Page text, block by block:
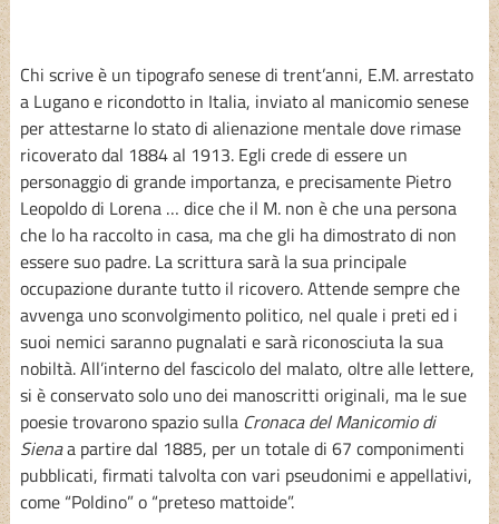
Chi scrive è un tipografo senese di trent’anni, E.M. arrestato
a Lugano e ricondotto in Italia, inviato al manicomio senese
per attestarne lo stato di alienazione mentale dove rimase
ricoverato dal 1884 al 1913. Egli crede di essere un
personaggio di grande importanza, e precisamente Pietro
Leopoldo di Lorena … dice che il M. non è che una persona
che lo ha raccolto in casa, ma che gli ha dimostrato di non
essere suo padre. La scrittura sarà la sua principale
occupazione durante tutto il ricovero. Attende sempre che
avvenga uno sconvolgimento politico, nel quale i preti ed i
suoi nemici saranno pugnalati e sarà riconosciuta la sua
nobiltà. All’interno del fascicolo del malato, oltre alle lettere,
si è conservato solo uno dei manoscritti originali, ma le sue
poesie trovarono spazio sulla Cronaca del Manicomio di
Sienaa partire dal 1885, per un totale di 67 componimenti
pubblicati, firmati talvolta con vari pseudonimi e appellativi,
come “Poldino” o “preteso mattoide”.